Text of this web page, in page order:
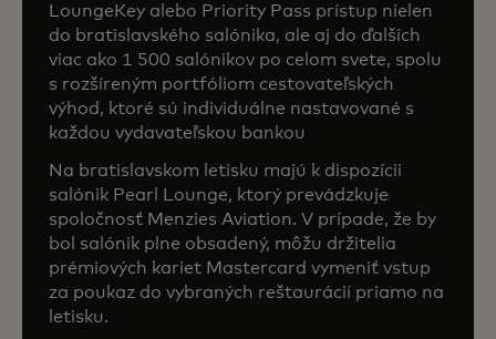
LoungeKey alebo Priority Pass prístup nielen
do bratislavského salónika, ale aj do ďalších
viac ako 1 500 salónikov po celom svete, spolu
s rozšíreným portfóliom cestovateľských
výhod, ktoré sú individuálne nastavované s
každou vydavateľskou bankou
Na bratislavskom letisku majú k dispozícii
salónik Pearl Lounge, ktorý prevádzkuje
spoločnosť Menzies Aviation. V prípade, že by
bol salónik plne obsadený, môžu držitelia
prémiových kariet Mastercard vymeniť vstup
za poukaz do vybraných reštaurácií priamo na
letisku.